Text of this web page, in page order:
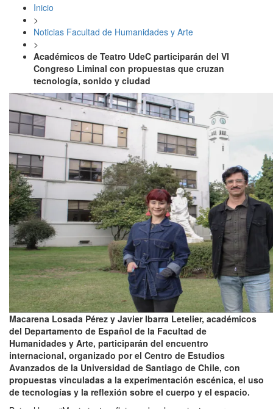
Inicio
>
Noticias Facultad de Humanidades y Arte
>
Académicos de Teatro UdeC participarán del VI
Congreso Liminal con propuestas que cruzan
tecnología, sonido y ciudad
Macarena Losada Pérez y Javier Ibarra Letelier, académicos
del Departamento de Español de la Facultad de
Humanidades y Arte, participarán del encuentro
internacional, organizado por el Centro de Estudios
Avanzados de la Universidad de Santiago de Chile, con
propuestas vinculadas a la experimentación escénica, el uso
de tecnologías y la reflexión sobre el cuerpo y el espacio.